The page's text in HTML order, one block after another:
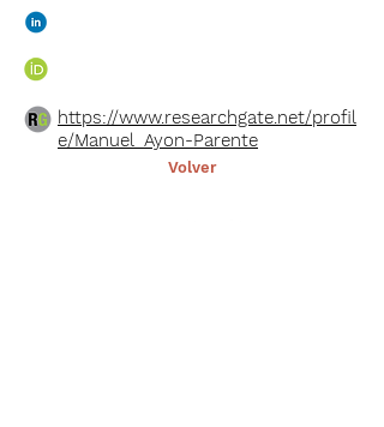
Volver
https://www.researchgate.net/profil
e/Manuel_Ayon-Parente